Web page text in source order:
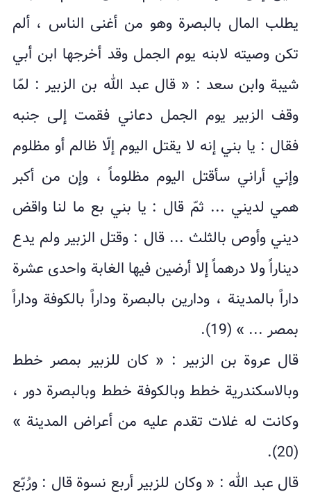
يطلب المال بالبصرة وهو من أغنى الناس ، ألم
تكن وصيته لابنه يوم الجمل وقد أخرجها ابن أبي
شيبة وابن سعد : « قال عبد الله بن الزبير : لمّا
وقف الزبير يوم الجمل دعاني فقمت إلى جنبه
فقال : يا بني إنه لا يقتل اليوم إلّا ظالم أو مظلوم
وإني أراني سأقتل اليوم مظلوماً ، وإن من أكبر
همي لديني ... ثمّ قال : يا بني بع ما لنا واقض
ديني وأوص بالثلث ... قال : وقتل الزبير ولم يدع
ديناراً ولا درهماً إلا أرضين فيها الغابة واحدى عشرة
داراً بالمدينة ، ودارين بالبصرة وداراً بالكوفة وداراً
بمصر ... » (19).
قال عروة بن الزبير : « كان للزبير بمصر خطط
وبالاسكندرية خطط وبالكوفة خطط وبالبصرة دور ،
وكانت له غلات تقدم عليه من أعراض المدينة »
(20).
قال عبد الله : « وكان للزبير أربع نسوة قال : ورُبّع